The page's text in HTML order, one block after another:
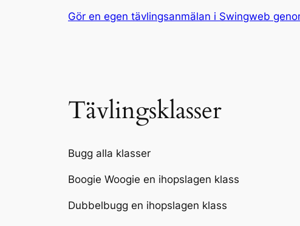
Gör en egen tävlingsanmälan i Swingweb
Tävlingsklasser
Bugg alla klasser
Boogie Woogie en ihopslagen klass
Dubbelbugg en ihopslagen klass